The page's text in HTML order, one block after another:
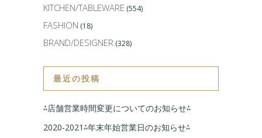
KITCHEN/TABLEWARE (554)
FASHION (18)
BRAND/DESIGNER (328)
最近の投稿
⁂店舗営業時間変更についてのお知らせ⁂
2020-2021⁂年末年始営業日のお知らせ⁂